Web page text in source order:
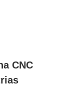
CNC